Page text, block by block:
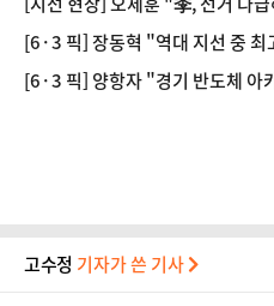
았어야"
[6·3 픽] 장동혁 "역대 지선 중 최
려워"
[6·3 픽] 양항자 "경기 반도체 아
고수정 기자가 쓴 기사